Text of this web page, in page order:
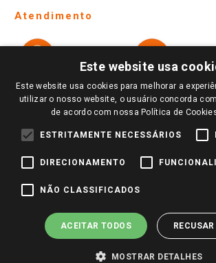
Ofertas
Notícias
Perguntas frequentes
Trabalhe Conosco
Formas de Pagamento
Políticas de entrega
Trocas e Devoluções
Atendimento
Vendas Online
Redes Sociais
Este website usa
Este website usa cookies para melhorar a
utilizar o nosso website, o usuário concorda
de acordo com nossa Política de
ESTRITAMENTE NECESSÁRIOS
DIRECIONAMENTO
NÃO CLASSIFICADOS
ACEITAR TODOS
MOSTRAR DETALHES